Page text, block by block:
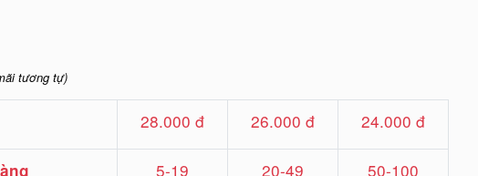
tương tự)
28.000 đ 26.000 đ 24.000 đ
5-19 20-49 50-100